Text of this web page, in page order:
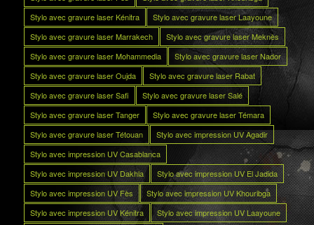
Stylo avec gravure laser Kénitra
Stylo avec gravure laser Laayoune
Stylo avec gravure laser Marrakech
Stylo avec gravure laser Meknès
Stylo avec gravure laser Mohammedia
Stylo avec gravure laser Nador
Stylo avec gravure laser Oujda
Stylo avec gravure laser Rabat
Stylo avec gravure laser Safi
Stylo avec gravure laser Salé
Stylo avec gravure laser Tanger
Stylo avec gravure laser Témara
Stylo avec gravure laser Tétouan
Stylo avec impression UV Agadir
Stylo avec impression UV Casablanca
Stylo avec impression UV Dakhla
Stylo avec impression UV El Jadida
Stylo avec impression UV Fès
Stylo avec impression UV Khouribga
Stylo avec impression UV Kénitra
Stylo avec impression UV Laayoune